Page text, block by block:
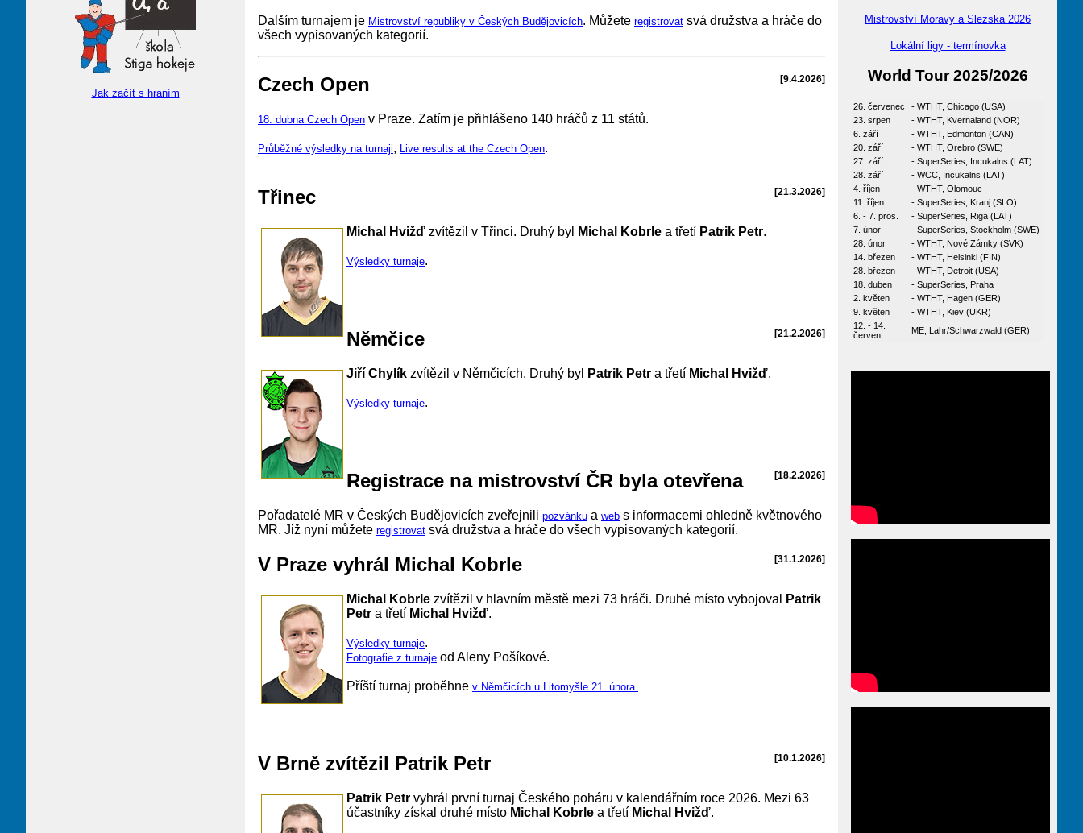
Jak začít s hraním
Dalším turnajem je Mistrovství republiky v Českých Budějovicích. Můžete registrovat svá družstva a hráče do
všech vypisovaných kategorií.
Czech Open [9.4.2026]
18. dubna Czech Open v Praze. Zatím je přihlášeno 140 hráčů z 11 států.
Průběžné výsledky na turnaji, Live results at the Czech Open.
Třinec [21.3.2026]
Michal Hvižď zvítězil v Třinci. Druhý byl Michal Kobrle a třetí Patrik Petr.
Výsledky turnaje.
Němčice [21.2.2026]
Jiří Chylík zvítězil v Němčicích. Druhý byl Patrik Petr a třetí Michal Hvižď.
Výsledky turnaje.
Registrace na mistrovství ČR byla otevřena [18.2.2026]
Pořadatelé MR v Českých Budějovicích zveřejnili pozvánku a web s informacemi ohledně květnového
MR. Již nyní můžete registrovat svá družstva a hráče do všech vypisovaných kategorií.
V Praze vyhrál Michal Kobrle [31.1.2026]
Michal Kobrle zvítězil v hlavním městě mezi 73 hráči. Druhé místo vybojoval
Patrik
Petr a třetí Michal Hvižď.
Výsledky turnaje.
Fotografie z turnaje od Aleny Pošíkové.
Příští turnaj proběhne v Němčicích u Litomyšle 21. února.
V Brně zvítězil Patrik Petr [10.1.2026]
Patrik Petr vyhrál první turnaj Českého poháru v kalendářním roce 2026. Mezi 63
účastníky získal druhé místo Michal Kobrle a třetí Michal Hvižď.
Mistrovství Moravy a Slezska 2026
Lokální ligy - termínovka
World Tour 2025/2026
26. červenec
- WTHT, Chicago (USA)
23. srpen
- WTHT, Kvernaland (NOR)
6. září
- WTHT, Edmonton (CAN)
20. září
- WTHT, Orebro (SWE)
27. září
- SuperSeries, Incukalns (LAT)
28. září
- WCC, Incukalns (LAT)
4. říjen
- WTHT, Olomouc
11. říjen
- SuperSeries, Kranj (SLO)
6. - 7. pros.
- SuperSeries, Riga (LAT)
7. únor
- SuperSeries, Stockholm (SWE)
28. únor
- WTHT, Nové Zámky (SVK)
14. březen
- WTHT, Helsinki (FIN)
28. březen
- WTHT, Detroit (USA)
18. duben
- SuperSeries, Praha
2. květen
- WTHT, Hagen (GER)
9. květen
- WTHT, Kiev (UKR)
12. - 14.
červen
ME, Lahr/Schwarzwald (GER)